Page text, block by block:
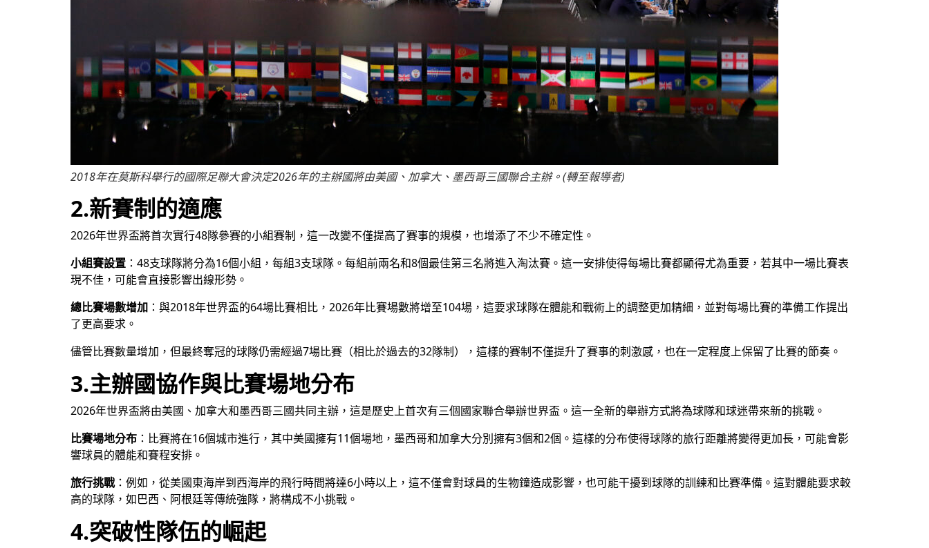
2018年在莫斯科舉行的國際足聯大會決定2026年的主辦國將由美國、加拿大、墨西哥三國聯合主辦。(轉至報導者)
2.新賽制的適應
2026年世界盃將首次實行48隊參賽的小組賽制，這一改變不僅提高了賽事的規模，也增添了不少不確定性。
小組賽設置 ：48支球隊將分為16個小組，每組3支球隊。每組前兩名和8個最佳第三名將進入淘汰賽。這一安排使得每場比賽都顯得尤為重要，若其中一場比賽表
現不佳，可能會直接影響出線形勢。
總比賽場數增加 ：與2018年世界盃的64場比賽相比，2026年比賽場數將增至104場，這要求球隊在體能和戰術上的調整更加精細，並對每場比賽的準備工作提出
了更高要求。
儘管比賽數量增加，但最終奪冠的球隊仍需經過7場比賽（相比於過去的32隊制），這樣的賽制不僅提升了賽事的刺激感，也在一定程度上保留了比賽的節奏。
3.主辦國協作與比賽場地分布
2026年世界盃將由美國、加拿大和墨西哥三國共同主辦，這是歷史上首次有三個國家聯合舉辦世界盃。這一全新的舉辦方式將為球隊和球迷帶來新的挑戰。
比賽場地分布 ：比賽將在16個城市進行，其中美國擁有11個場地，墨西哥和加拿大分別擁有3個和2個。這樣的分布使得球隊的旅行距離將變得更加長，可能會影
響球員的體能和賽程安排。
旅行挑戰：例如，從美國東海岸到西海岸的飛行時間將達6小時以上，這不僅會對球員的生物鐘造成影響，也可能干擾到球隊的訓練和比賽準備。這對體能要求較
高的球隊，如巴西、阿根廷等傳統強隊，將構成不小挑戰。
4.突破性隊伍的崛起